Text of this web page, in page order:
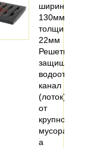
ширина:
130мм;
толщина:
22мм
Решетка
защищает
водоотводный
канал
(лоток)
от
крупного
мусора,
а